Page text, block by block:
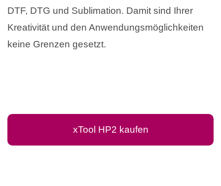
DTF, DTG und Sublimation. Damit sind Ihrer
Kreativität und den Anwendungsmöglichkeiten
keine Grenzen gesetzt.
xTool HP2 kaufen